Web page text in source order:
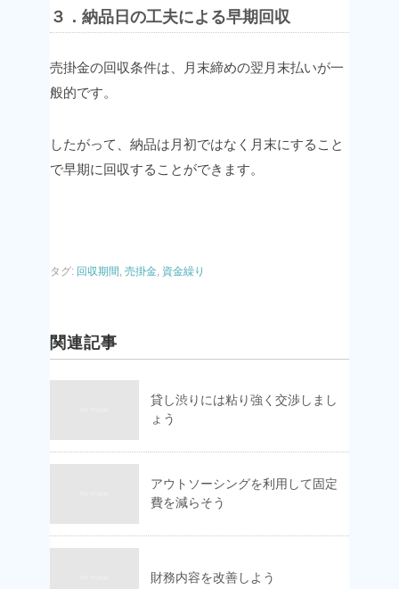
３．納品日の工夫による早期回収
売掛金の回収条件は、月末締めの翌月末払いが一
般的です。
したがって、納品は月初ではなく月末にすること
で早期に回収することができます。
タグ: 回収期間 , 売掛金, 資金繰り
関連記事
貸し渋りには粘り強く交渉しまし
ょう
アウトソーシングを利用して固定
費を減らそう
財務内容を改善しよう